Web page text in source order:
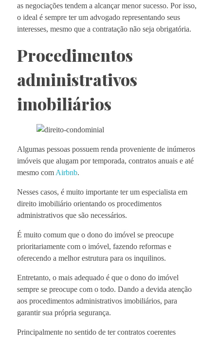
as negociações tendem a alcançar menor sucesso. Por isso,
o ideal é sempre ter um advogado representando seus
interesses, mesmo que a contratação não seja obrigatória.
Procedimentos
administrativos
imobiliários
Algumas pessoas possuem renda proveniente de inúmeros
imóveis que alugam por temporada, contratos anuais e até
mesmo com Airbnb.
Nesses casos, é muito importante ter um especialista em
direito imobiliário orientando os procedimentos
administrativos que são necessários.
É muito comum que o dono do imóvel se preocupe
prioritariamente com o imóvel, fazendo reformas e
oferecendo a melhor estrutura para os inquilinos.
Entretanto, o mais adequado é que o dono do imóvel
sempre se preocupe com o todo. Dando a devida atenção
aos procedimentos administrativos imobiliários, para
garantir sua própria segurança.
Principalmente no sentido de ter contratos coerentes